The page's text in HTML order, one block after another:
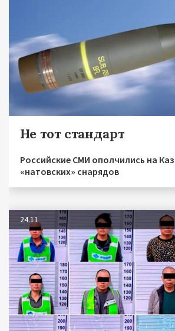
Не тот стандарт
Российские СМИ ополчились на
«натовских» снарядов
24.11